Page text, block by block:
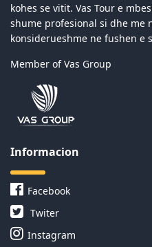
kohes se vitit. Vas Tour e
shume profesional si dhe me
konsiderueshme ne fushen e
Member of Vas Group
Informacion
Facebook
Twiter
Instagram